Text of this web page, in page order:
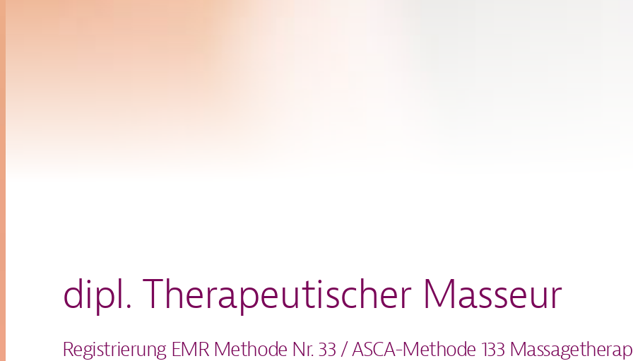
dipl. Therapeutischer Masseur
Registrierung EMR Methode Nr. 33 / ASCA-Methode 133